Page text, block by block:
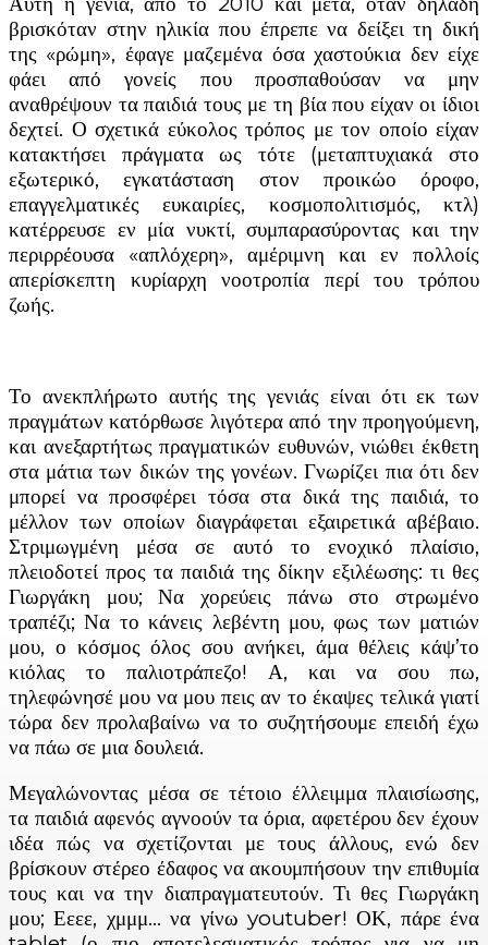
βρισκόταν στην ηλικία που έπρεπε να δείξει τη δική
της «ρώμη», έφαγε μαζεμένα όσα χαστούκια δεν είχε
φάει από γονείς που προσπαθούσαν να μην
αναθρέψουν τα παιδιά τους με τη βία που είχαν οι ίδιοι
δεχτεί. Ο σχετικά εύκολος τρόπος με τον οποίο είχαν
κατακτήσει πράγματα ως τότε (μεταπτυχιακά στο
εξωτερικό, εγκατάσταση στον προικώο όροφο,
επαγγελματικές ευκαιρίες, κοσμοπολιτισμός, κτλ)
κατέρρευσε εν μία νυκτί, συμπαρασύροντας και την
περιρρέουσα «απλόχερη», αμέριμνη και εν πολλοίς
απερίσκεπτη κυρίαρχη νοοτροπία περί του τρόπου
ζωής.
Το ανεκπλήρωτο αυτής της γενιάς είναι ότι εκ των
πραγμάτων κατόρθωσε λιγότερα από την προηγούμενη,
και ανεξαρτήτως πραγματικών ευθυνών, νιώθει έκθετη
στα μάτια των δικών της γονέων. Γνωρίζει πια ότι δεν
μπορεί να προσφέρει τόσα στα δικά της παιδιά, το
μέλλον των οποίων διαγράφεται εξαιρετικά αβέβαιο.
Στριμωγμένη μέσα σε αυτό το ενοχικό πλαίσιο,
πλειοδοτεί προς τα παιδιά της δίκην εξιλέωσης: τι θες
Γιωργάκη μου; Να χορεύεις πάνω στο στρωμένο
τραπέζι; Να το κάνεις λεβέντη μου, φως των ματιών
μου, ο κόσμος όλος σου ανήκει, άμα θέλεις κάψ’το
κιόλας το παλιοτράπεζο! Α, και να σου πω,
τηλεφώνησέ μου να μου πεις αν το έκαψες τελικά γιατί
τώρα δεν προλαβαίνω να το συζητήσουμε επειδή έχω
να πάω σε μια δουλειά.
Μεγαλώνοντας μέσα σε τέτοιο έλλειμμα πλαισίωσης,
τα παιδιά αφενός αγνοούν τα όρια, αφετέρου δεν έχουν
ιδέα πώς να σχετίζονται με τους άλλους, ενώ δεν
βρίσκουν στέρεο έδαφος να ακουμπήσουν την επιθυμία
τους και να την διαπραγματευτούν. Τι θες Γιωργάκη
μου; Εεεε, χμμμ… να γίνω youtuber! ΟΚ, πάρε ένα